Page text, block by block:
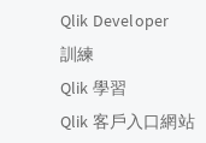
Qlik Developer
訓練
Qlik 學習
Qlik 客戶入口網站